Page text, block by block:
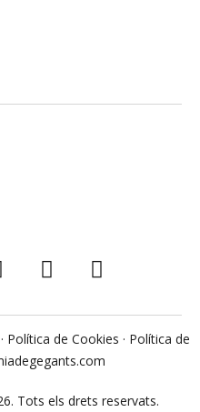
· Política de Cookies · Política de
Tots els drets reservats.